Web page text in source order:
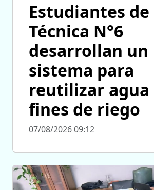
Estudiantes de
Técnica N°6
desarrollan un
sistema para
reutilizar agua
fines de riego
07/08/2026 09:12